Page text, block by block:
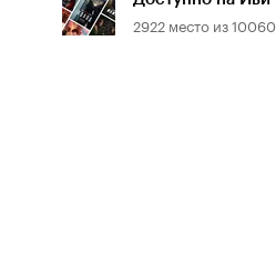
2922 место из10060